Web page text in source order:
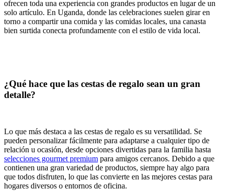
ofrecen toda una experiencia con grandes productos en lugar de un
solo artículo. En Uganda, donde las celebraciones suelen girar en
torno a compartir una comida y las comidas locales, una canasta
bien surtida conecta profundamente con el estilo de vida local.
¿Qué hace que las cestas de regalo sean un gran
detalle?
Lo que más destaca a las cestas de regalo es su versatilidad. Se
pueden personalizar fácilmente para adaptarse a cualquier tipo de
relación u ocasión, desde opciones divertidas para la familia hasta
selecciones gourmet premium para amigos cercanos. Debido a que
contienen una gran variedad de productos, siempre hay algo para
que todos disfruten, lo que las convierte en las mejores cestas para
hogares diversos o entornos de oficina.